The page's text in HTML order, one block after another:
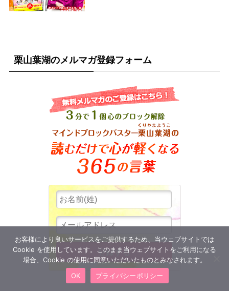
栗山葉湖のメルマガ登録フォーム
お客様により良いサービスをご提供するため、当ウェブサイトでは
Cookie を使用しています。このまま当ウェブサイトをご利用になる
場合、Cookie の使用に同意いただいたものとみなされます。
OK
プライバシーポリシー